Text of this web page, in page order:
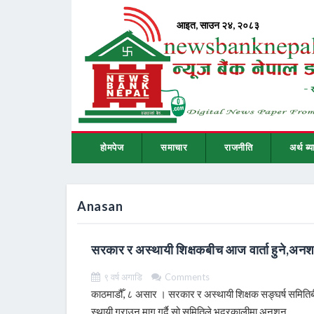
होमपेज समाचार राजनीति अर्थ
Anasan
सरकार र अस्थायी शिक्षकबीच आज वार्ता
९ वर्ष अगाडि Comments
काठमाडौँ, ८ असार । सरकार र अस्थायी शिक्षक सङ्घर्ष
स्थायी गराउन माग गर्दै सो समितिले भद्रकालीमा अनशन